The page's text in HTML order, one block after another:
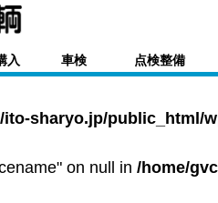
入 車検 点検整備
ito-sharyo.jp/public_html/
on null in /home/